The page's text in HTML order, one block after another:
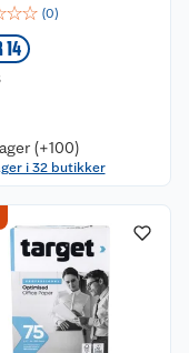
☆☆ (0)
14
(+100)
i 32 butikker